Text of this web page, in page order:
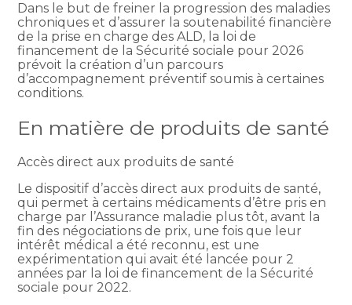
Dans le but de freiner la progression des maladies
chroniques et d’assurer la soutenabilité financière
de la prise en charge des ALD, la loi de
financement de la Sécurité sociale pour 2026
prévoit la création d’un parcours
d’accompagnement préventif soumis à certaines
conditions.
En matière de produits de santé
Accès direct aux produits de santé
Le dispositif d’accès direct aux produits de santé,
qui permet à certains médicaments d’être pris en
charge par l’Assurance maladie plus tôt, avant la
fin des négociations de prix, une fois que leur
intérêt médical a été reconnu, est une
expérimentation qui avait été lancée pour 2
années par la loi de financement de la Sécurité
sociale pour 2022.